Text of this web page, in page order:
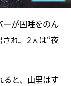
ーが固唾をのん
れ、2人は“夜
ると、山里はす